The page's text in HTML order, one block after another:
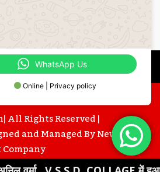
All Rights Reserved |
and Managed ByNews
Company
WhatsApp Us
Online | Privacy policy